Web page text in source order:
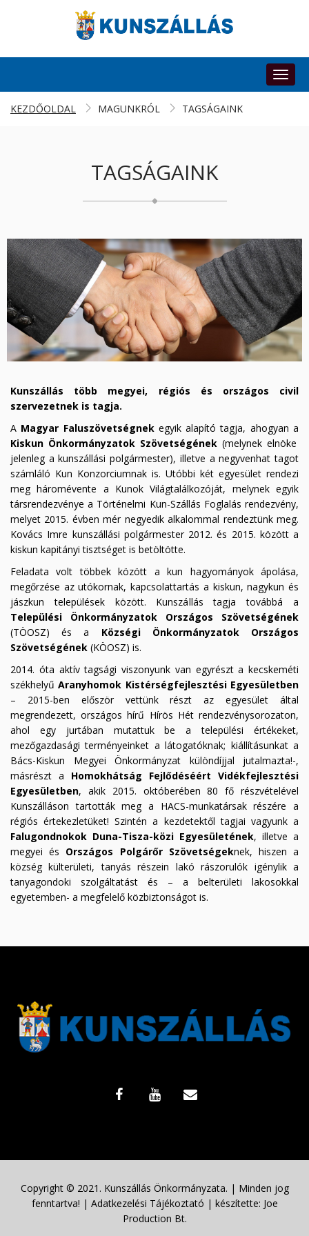
KEZDŐOLDAL
MAGUNKRÓL TAGSÁGAINK
TAGSÁGAINK
Kunszállás több megyei, régiós és országos civil
szervezetnek is tagja.
A Magyar Faluszövetségnekegyik alapító tagja, ahogyan a
Kiskun Önkormányzatok Szövetségének (melynek elnöke
jelenleg a kunszállási polgármester), illetve a negyvenhat tagot
számláló Kun Konzorciumnak is. Utóbbi két egyesület rendezi
meg háromévente a Kunok Világtalálkozóját, melynek egyik
társrendezvénye a Történelmi Kun-Szállás Foglalás rendezvény,
melyet 2015. évben mér negyedik alkalommal rendeztünk meg.
Kovács Imre kunszállási polgármester 2012. és 2015. között a
kiskun kapitányi tisztséget is betöltötte.
Feladata volt többek között a kun hagyományok ápolása,
megőrzése az utókornak, kapcsolattartás a kiskun, nagykun és
jászkun települések között. Kunszállás tagja továbbá a
Települési Önkormányzatok Országos Szövetségének
(TÖOSZ) és a Községi Önkormányzatok Országos
Szövetségének (KÖOSZ) is.
2014. óta aktív tagsági viszonyunk van egyrészt a kecskeméti
székhelyűAranyhomok Kistérségfejlesztési Egyesületben
– 2015-ben először vettünk részt az egyesület által
megrendezett, országos hírű Hírös Hét rendezvénysorozaton,
ahol egy jurtában mutattuk be a települési értékeket,
mezőgazdasági terményeinket a látogatóknak; kiállításunkat a
Bács-Kiskun Megyei Önkormányzat különdíjjal jutalmazta!-,
másrészt a Homokhátság Fejlődéséért Vidékfejlesztési
Egyesületben, akik 2015. októberében 80 fő részvételével
Kunszálláson tartották meg a HACS-munkatársak részére a
régiós értekezletüket! Szintén a kezdetektől tagjai vagyunk a
Falugondnokok Duna-Tisza-közi Egyesületének, illetve a
megyei és Országos Polgárőr Szövetségeknek, hiszen a
község külterületi, tanyás részein lakó rászorulók igénylik a
tanyagondoki szolgáltatást és – a belterületi lakosokkal
egyetemben- a megfelelő közbiztonságot is.
Copyright © 2021. Kunszállás Önkormányzata. | Minden jog
fenntartva! | Adatkezelési Tájékoztató | készítette: Joe
Production Bt.